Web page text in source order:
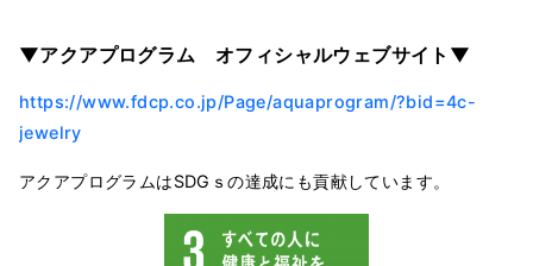
▼アクアプログラム オフィシャルウェブサイト▼
https://www.fdcp.co.jp/Page/aquaprogram/?bid=4c-
jewelry
アクアプログラムはSDGｓの達成にも貢献しています。